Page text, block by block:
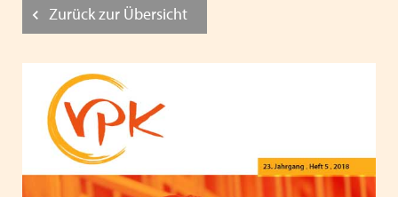
Zurück zur Übersicht